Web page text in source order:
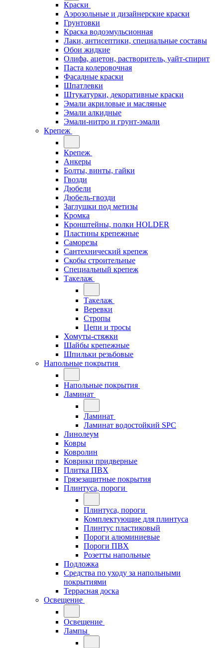
Краски
Аэрозольные и дизайнерские краски
Грунтовки
Краска водоэмульсионная
Лаки, антисептики, специальные составы
Обои жидкие
Олифа, ацетон, растворитель, уайт-спирит
Паста колеровочная
Фасадные краски
Шпатлевки
Штукатурки, декоративные краски
Эмали акриловые и масляные
Эмали алкидные
Эмали-нитро и грунт-эмали
Крепеж
Крепеж
Анкеры
Болты, винты, гайки
Гвозди
Дюбели
Дюбель-гвозди
Заглушки под метизы
Кромка
Кронштейны, полки НОLDER
Пластины крепежные
Саморезы
Сантехнический крепеж
Скобы строительные
Специальный крепеж
Такелаж
Такелаж
Веревки
Стропы
Цепи и тросы
Хомуты-стяжки
Шайбы крепежные
Шпильки резьбовые
Напольные покрытия
Напольные покрытия
Ламинат
Ламинат
Ламинат водостойкий SPC
Линолеум
Ковры
Ковролин
Коврики придверные
Плитка ПВХ
Грязезащитные покрытия
Плинтуса, пороги
Плинтуса, пороги
Комплектующие для плинтуса
Плинтус пластиковый
Пороги алюминиевые
Пороги ПВХ
Розетты напольные
Подложка
Средства по уходу за напольными
покрытиями
Террасная доска
Освещение
Освещение
Лампы